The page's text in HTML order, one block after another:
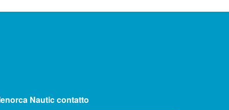
Nautic contatto